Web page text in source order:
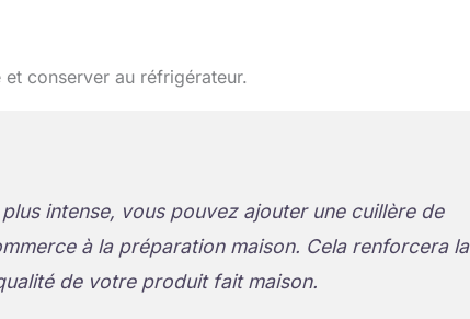
conserver au réfrigérateur.
intense, vous pouvez ajouter une cuillère de
à la préparation maison. Cela renforcera la
de votre produit fait maison.